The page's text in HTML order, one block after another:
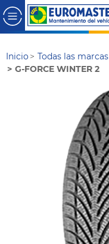
Inicio Todas las marcas
G-FORCE WINTER 2